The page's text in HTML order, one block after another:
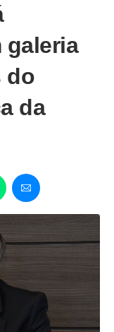
galeria
do
da